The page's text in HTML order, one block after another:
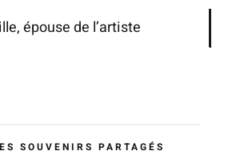
SOUVENIRS PARTAGÉS
épouse de l’artiste